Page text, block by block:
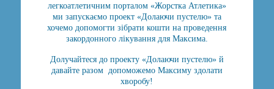
легкоатлетичним порталом «Жорстка Атлетика»
ми запускаємо проект «Долаючи пустелю» та
хочемо допомогти зібрати кошти на проведення
закордонного лікування для Максима.
Долучайтеся до проекту «Долаючи пустелю» й
давайте разом допоможемо Максиму здолати
хворобу!